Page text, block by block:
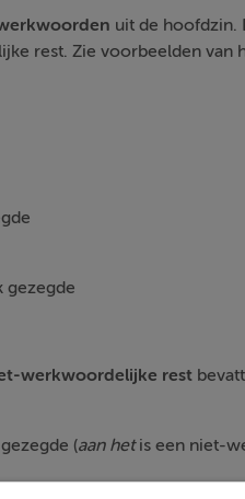
uit de hoofdzin.
rest. Zie voorbeelden van
werkwoordelijke rest
(aan hetis een niet-